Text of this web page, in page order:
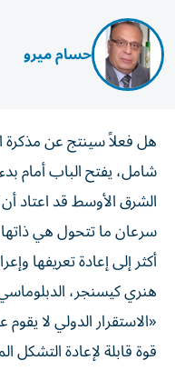
حسام ميرو
هل فعلاً سينتج عن مذكرة
شامل، يفتح الباب أمام
الشرق الأوسط قد اعتاد
سرعان ما تتحول هي
أكثر إلى إعادة تعريفها
هنري كيسنجر،
«الاستقرار الدولي لا
قوة قابلة لإعادة التشكل